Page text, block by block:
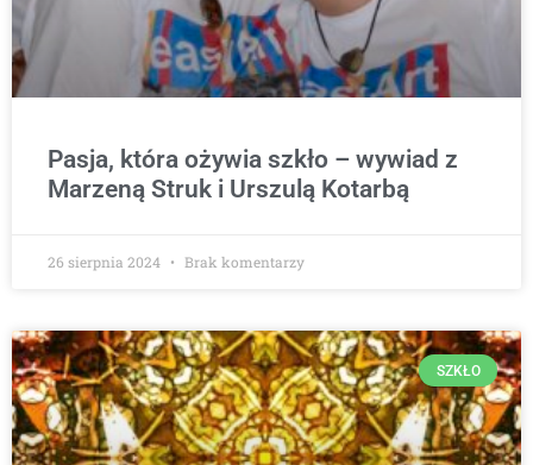
Pasja, która ożywia szkło – wywiad z
Marzeną Struk i Urszulą Kotarbą
26 sierpnia 2024 Brak komentarzy
SZKŁO